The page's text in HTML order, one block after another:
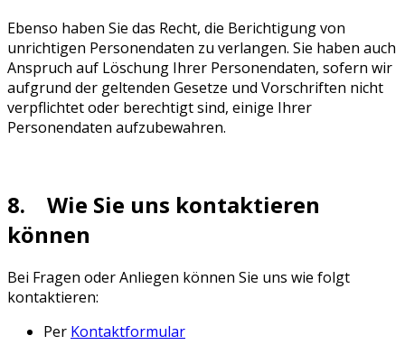
Ebenso haben Sie das Recht, die Berichtigung von
unrichtigen Personendaten zu verlangen. Sie haben auch
Anspruch auf Löschung Ihrer Personendaten, sofern wir
aufgrund der geltenden Gesetze und Vorschriften nicht
verpflichtet oder berechtigt sind, einige Ihrer
Personendaten aufzubewahren.
8. Wie Sie uns kontaktieren
können
Bei Fragen oder Anliegen können Sie uns wie folgt
kontaktieren:
Per Kontaktformular